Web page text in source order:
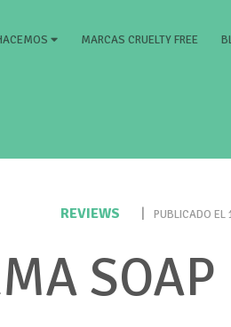
MARCAS CRUELTY FREE
REVIEWS PUBLICADO
SOAP